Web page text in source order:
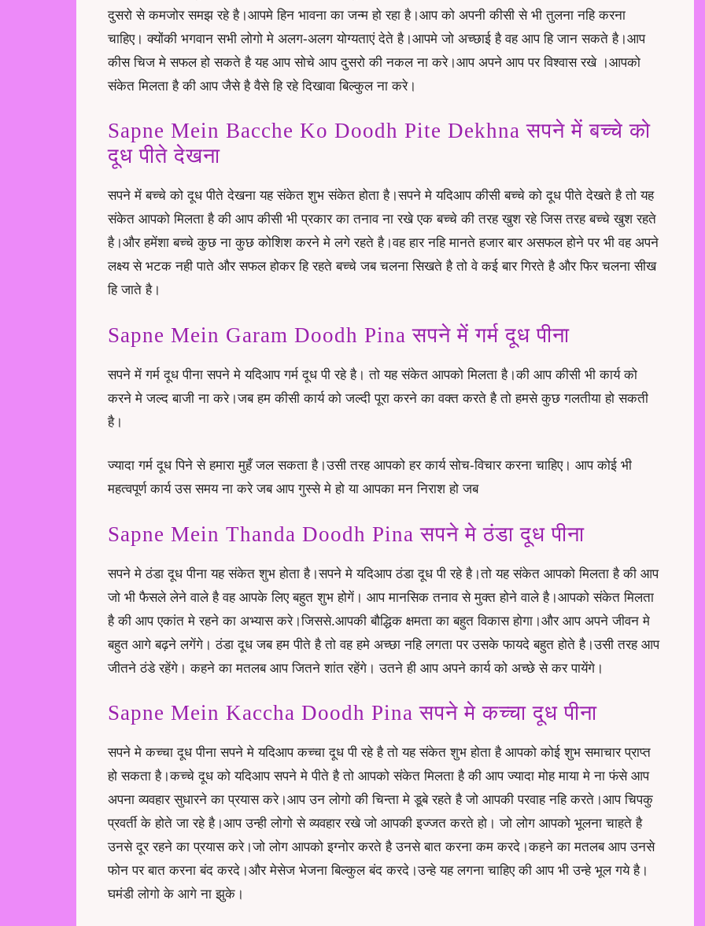
दुसरो से कमजोर समझ रहे है।आपमे हिन भावना का जन्म हो रहा है।आप को अपनी कीसी से भी तुलना नहि करना
चाहिए। क्योंकी भगवान सभी लोगो मे अलग-अलग योग्यताएं देते है।आपमे जो अच्छाई है वह आप हि जान सकते है।आप
कीस चिज मे सफल हो सकते है यह आप सोचे आप दुसरो की नकल ना करे।आप अपने आप पर विश्वास रखे ।आपको
संकेत मिलता है की आप जैसे है वैसे हि रहे दिखावा बिल्कुल ना करे।
Sapne Mein Bacche Ko Doodh Pite Dekhna सपने में बच्चे को
दूध पीते देखना
सपने में बच्चे को दूध पीते देखना यह संकेत शुभ संकेत होता है।सपने मे यदिआप कीसी बच्चे को दूध पीते देखते है तो यह
संकेत आपको मिलता है की आप कीसी भी प्रकार का तनाव ना रखे एक बच्चे की तरह खुश रहे जिस तरह बच्चे खुश रहते
है।और हमेंशा बच्चे कुछ ना कुछ कोशिश करने मे लगे रहते है।वह हार नहि मानते हजार बार असफल होने पर भी वह अपने
लक्ष्य से भटक नही पाते और सफल होकर हि रहते बच्चे जब चलना सिखते है तो वे कई बार गिरते है और फिर चलना सीख
हि जाते है।
Sapne Mein Garam Doodh Pina सपने में गर्म दूध पीना
सपने में गर्म दूध पीना सपने मे यदिआप गर्म दूध पी रहे है। तो यह संकेत आपको मिलता है।की आप कीसी भी कार्य को
करने मे जल्द बाजी ना करे।जब हम कीसी कार्य को जल्दी पूरा करने का वक्त करते है तो हमसे कुछ गलतीया हो सकती
है।
ज्यादा गर्म दूध पिने से हमारा मुहँ जल सकता है।उसी तरह आपको हर कार्य सोच-विचार करना चाहिए। आप कोई भी
महत्वपूर्ण कार्य उस समय ना करे जब आप गुस्से मे हो या आपका मन निराश हो जब
Sapne Mein Thanda Doodh Pina सपने मे ठंडा दूध पीना
सपने मे ठंडा दूध पीना यह संकेत शुभ होता है।सपने मे यदिआप ठंडा दूध पी रहे है।तो यह संकेत आपको मिलता है की आप
जो भी फैसले लेने वाले है वह आपके लिए बहुत शुभ होगें। आप मानसिक तनाव से मुक्त होने वाले है।आपको संकेत मिलता
है की आप एकांत मे रहने का अभ्यास करे।जिससे.आपकीबौद्धिक क्षमता का बहुत विकास होगा।और आप अपने जीवन मे
बहुत आगे बढ़ने लगेंगे। ठंडा दूध जब हम पीते है तो वह हमे अच्छा नहि लगता पर उसके फायदे बहुत होते है।उसी तरह आप
जीतने ठंडे रहेंगे। कहने का मतलब आप जितने शांत रहेंगे। उतने ही आप अपने कार्य को अच्छे से कर पायेंगे।
Sapne Mein Kaccha Doodh Pina सपने मे कच्चा दूध पीना
सपने मे कच्चा दूध पीना सपने मे यदिआप कच्चा दूध पी रहे है तो यह संकेत शुभ होता है आपको कोई शुभ समाचार प्राप्त
हो सकता है।कच्चे दूध को यदिआप सपने मे पीते है तो आपको संकेत मिलता है की आप ज्यादा मोह माया मे ना फंसे आप
अपना व्यवहार सुधारने का प्रयास करे।आप उन लोगो की चिन्ता मे डूबे रहते है जो आपकी परवाह नहि करते।आप चिपकु
प्रवर्ती के होते जा रहे है।आप उन्ही लोगो से व्यवहार रखे जो आपकी इज्जत करते हो। जो लोग आपको भूलना चाहते है
उनसे दूर रहने का प्रयास करे।जो लोग आपको इग्नोर करते है उनसे बात करना कम करदे।कहने का मतलब आप उनसे
फोन पर बात करना बंद करदे।और मेसेज भेजना बिल्कुल बंद करदे।उन्हे यह लगना चाहिए की आप भी उन्हे भूल गये है।
घमंडी लोगो के आगे ना झुके।